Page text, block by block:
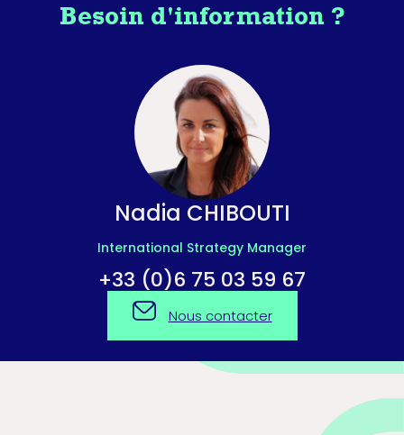
Besoin d'information ?
Nadia CHIBOUTI
International Strategy Manager
+33 (0)6 75 03 59 67
Nous contacter